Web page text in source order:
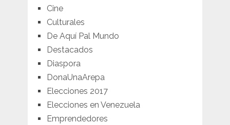
Cine
Culturales
De Aquí Pal Mundo
Destacados
Diaspora
DonaUnaArepa
Elecciones 2017
Elecciones en Venezuela
Emprendedores